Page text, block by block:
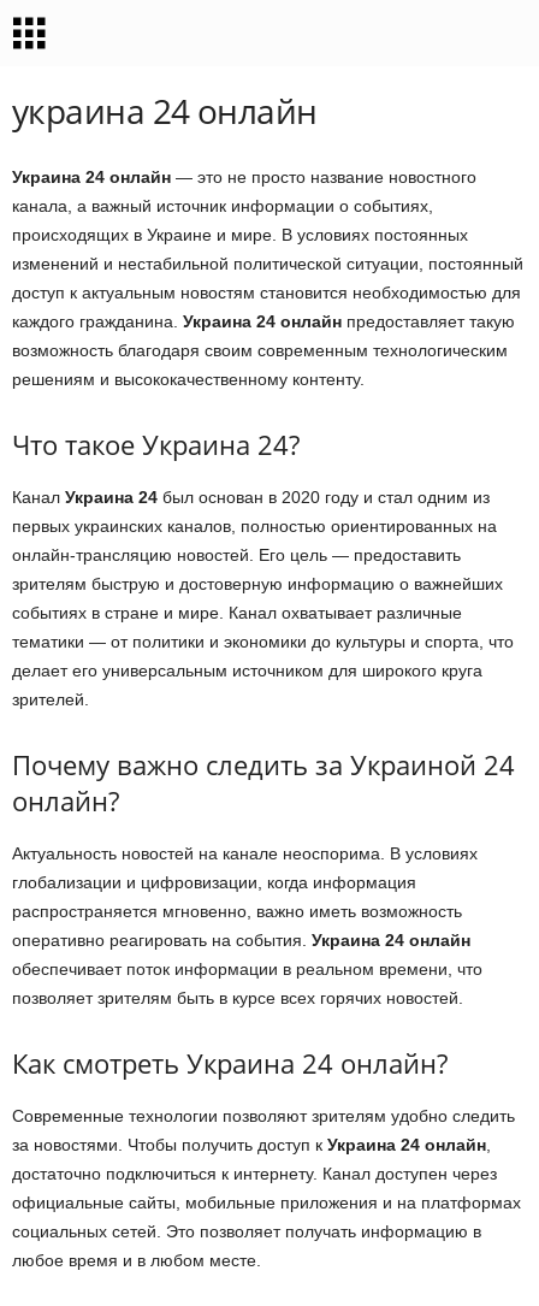
украина 24 онлайн
Украина 24 онлайн — это не просто название новостного
канала, а важный источник информации о событиях,
происходящих в Украине и мире. В условиях постоянных
изменений и нестабильной политической ситуации, постоянный
доступ к актуальным новостям становится необходимостью для
каждого гражданина. Украина 24 онлайн предоставляет такую
возможность благодаря своим современным технологическим
решениям и высококачественному контенту.
Что такое Украина 24?
Канал Украина 24 был основан в 2020 году и стал одним из
первых украинских каналов, полностью ориентированных на
онлайн-трансляцию новостей. Его цель — предоставить
зрителям быструю и достоверную информацию о важнейших
событиях в стране и мире. Канал охватывает различные
тематики — от политики и экономики до культуры и спорта, что
делает его универсальным источником для широкого круга
зрителей.
Почему важно следить за Украиной 24
онлайн?
Актуальность новостей на канале неоспорима. В условиях
глобализации и цифровизации, когда информация
распространяется мгновенно, важно иметь возможность
оперативно реагировать на события. Украина 24 онлайн
обеспечивает поток информации в реальном времени, что
позволяет зрителям быть в курсе всех горячих новостей.
Как смотреть Украина 24 онлайн?
Современные технологии позволяют зрителям удобно следить
за новостями. Чтобы получить доступ к Украина 24 онлайн
достаточно подключиться к интернету. Канал доступен через
официальные сайты, мобильные приложения и на платформах
социальных сетей. Это позволяет получать информацию в
любое время и в любом месте.